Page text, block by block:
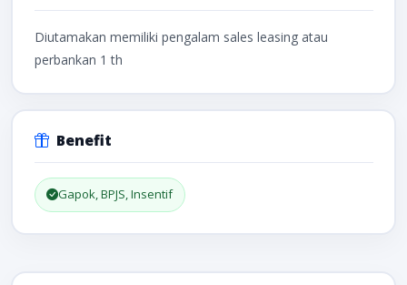
Diutamakan memiliki pengalam sales leasing atau
perbankan 1 th
Benefit
Gapok, BPJS, Insentif